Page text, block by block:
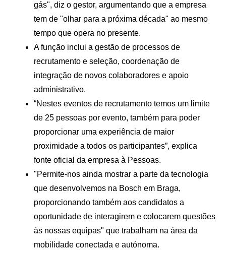
gás", diz o gestor, argumentando que a empresa
tem de "olhar para a próxima década" ao mesmo
tempo que opera no presente.
A função inclui a gestão de processos de
recrutamento e seleção, coordenação de
integração de novos colaboradores e apoio
administrativo.
“Nestes eventos de recrutamento temos um limite
de 25 pessoas por evento, também para poder
proporcionar uma experiência de maior
proximidade a todos os participantes”, explica
fonte oficial da empresa à Pessoas.
"Permite-nos ainda mostrar a parte da tecnologia
que desenvolvemos na Bosch em Braga,
proporcionando também aos candidatos a
oportunidade de interagirem e colocarem questões
às nossas equipas" que trabalham na área da
mobilidade conectada e autónoma.